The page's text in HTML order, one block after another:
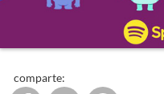
comparte: